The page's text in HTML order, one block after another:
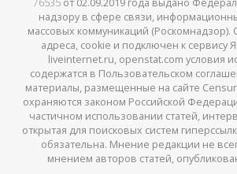
надзору в сфере связи,
массовых коммуникаций (Роскомнадзор).
адреса, cookie и подключен к сервису
liveinternet.ru, openstat.com условия
содержатся в Пользовательском
материалы, размещенные на сайте
охраняются законом Российской
частичном использовании статей,
открытая для поисковых систем
обязательна. Мнение редакции не
мнением авторов статей,